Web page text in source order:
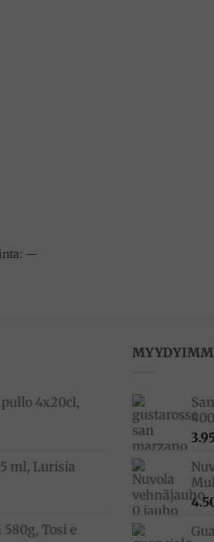
—
4x20cl,
ml, Lurisia
Tosi e